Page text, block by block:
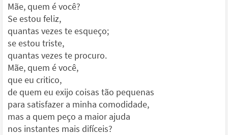
Mãe, quem é você?
Se estou feliz,
quantas vezes te esqueço;
se estou triste,
quantas vezes te procuro.
Mãe, quem é você,
que eu critico,
de quem eu exijo coisas tão pequenas
para satisfazer a minha comodidade,
mas a quem peço a maior ajuda
nos instantes mais difíceis?